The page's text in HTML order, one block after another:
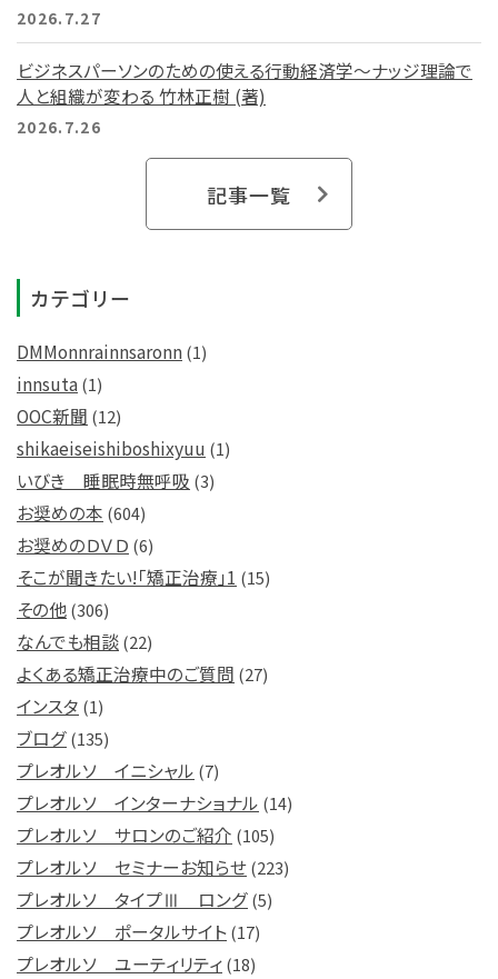
2026.7.27
ビジネスパーソンのための使える行動経済学～ナッジ理論で
人と組織が変わる 竹林正樹 (著)
2026.7.26
記事一覧
カテゴリー
DMMonnrainnsaronn(1)
innsuta(1)
OOC新聞 (12)
shikaeiseishiboshixyuu (1)
いびき 睡眠時無呼吸 (3)
お奨めの本 (604)
お奨めのＤＶＤ (6)
そこが聞きたい!「矯正治療」1 (15)
その他(306)
なんでも相談(22)
よくある矯正治療中のご質問 (27)
インスタ (1)
ブログ(135)
プレオルソ イニシャル (7)
プレオルソ インターナショナル (14)
プレオルソ サロンのご紹介 (105)
プレオルソ セミナーお知らせ(223)
プレオルソ タイプⅢ ロング(5)
プレオルソ ポータルサイト(17)
プレオルソ ユーティリティ(18)